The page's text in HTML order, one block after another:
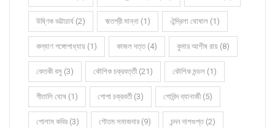
উষ্ণিক ভট্টাচার্য (2) ঋতশ্রী মান্না (1) ঐন্দ্রিলা ঘোষাল (1)
কল্যাণ গঙ্গোপাধ্যায় (1) কাজল দত্ত (4) কুমার আশীষ রায় (8)
কেতকী বসু (3) কৌশিক চক্রবর্ত্তী (21) কৌশিক মন্ডল (1)
গীতালি ঘোষ (1) গোপা চক্রবর্তী (3) গোবিন্দ ব্যানার্জী (5)
গোলাম কবির (3) গৌতম সমাজদার (9) চন্দন দাশগুপ্ত (2)